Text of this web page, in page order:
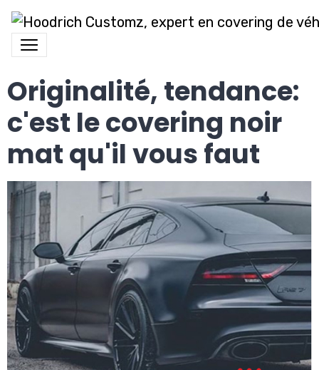
Originalité, tendance:
c'est le covering noir
mat qu'il vous faut